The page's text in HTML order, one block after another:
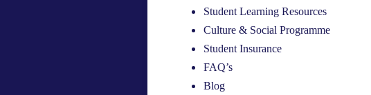
Student Learning Resources
Culture & Social Programme
Student Insurance
FAQ’s
Blog